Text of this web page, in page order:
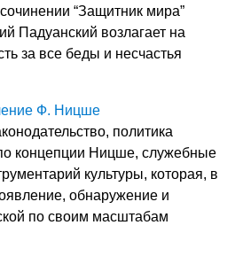
“Защитник мира”
Падуанский возлагает на
за все беды и несчастья
Ф. Ницше
политика
концепции Ницше, служебные
культуры, которая, в
обнаружение и
по своим масштабам